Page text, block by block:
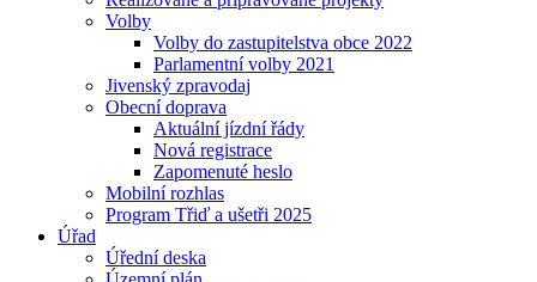
Volby
Volby do zastupitelstva obce 2022
Parlamentní volby 2021
Jivenský zpravodaj
Obecní doprava
Aktuální jízdní řády
Nová registrace
Zapomenuté heslo
Mobilní rozhlas
Program Třiď a ušetři 2025
Úřad
Úřední deska